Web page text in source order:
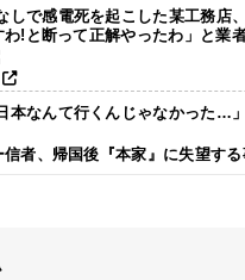
しで感電死を起こした某工務店
わ!と断って正解やったわ」と業
本なんて行くんじゃなかった…
者、帰国後『本家』に失望す